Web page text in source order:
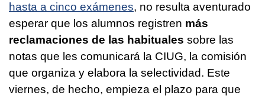
hasta a cinco exámenes, no resulta aventurado
esperar que los alumnos registren más
reclamaciones de las habituales sobre las
notas que les comunicará la CIUG, la comisión
que organiza y elabora la selectividad. Este
viernes, de hecho, empieza el plazo para que